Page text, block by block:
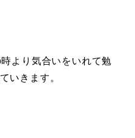
より気合いをいれて勉
いきます。